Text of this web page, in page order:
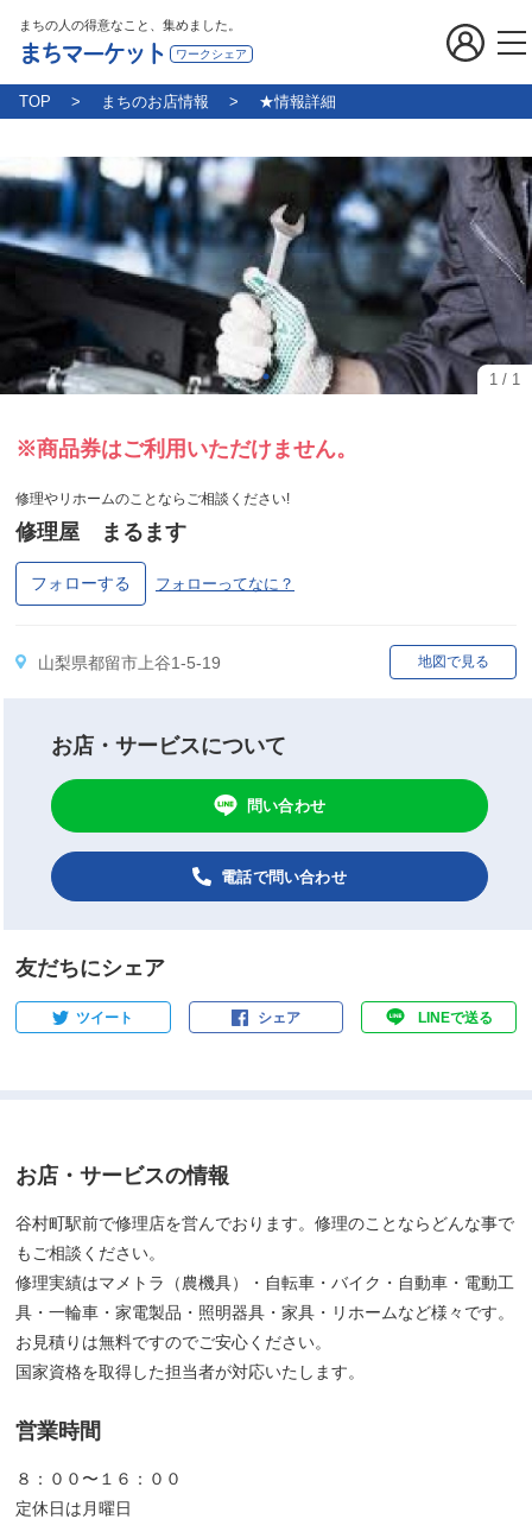
まちの人の得意なこと、集めました。
まちマーケット ワークシェア
TOP まちのお店情報 ★情報詳細
1 / 1
※商品券はご利用いただけません。
修理やリホームのことならご相談ください!
修理屋 まるます
フォローする フォローってなに？
山梨県都留市上谷1-5-19 地図で見る
お店・サービスについて
問い合わせ
電話で問い合わせ
友だちにシェア
ツイート シェア LINEで送る
お店・サービスの情報
谷村町駅前で修理店を営んでおります。修理のことならどんな事で
もご相談ください。
修理実績はマメトラ（農機具）・自転車・バイク・自動車・電動工
具・一輪車・家電製品・照明器具・家具・リホームなど様々です。
お見積りは無料ですのでご安心ください。
国家資格を取得した担当者が対応いたします。
営業時間
８：００〜１６：００
定休日は月曜日